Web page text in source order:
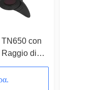
con
di
Soccorso